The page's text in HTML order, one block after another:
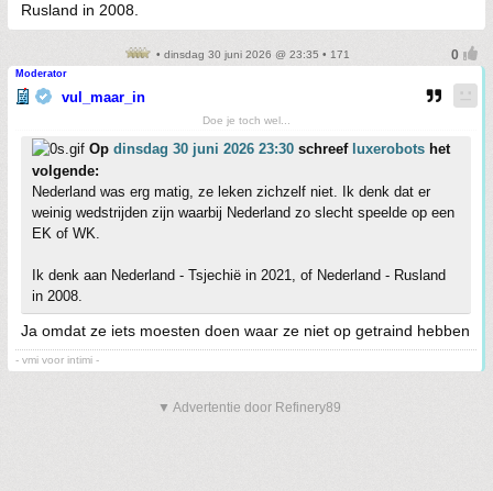
Rusland in 2008.
• dinsdag 30 juni 2026 @ 23:35 • 171
Moderator
vul_maar_in
Doe je toch wel...
Op dinsdag 30 juni 2026 23:30 schreef luxerobots het
volgende:
Nederland was erg matig, ze leken zichzelf niet. Ik denk dat er
weinig wedstrijden zijn waarbij Nederland zo slecht speelde op een
EK of WK.
Ik denk aan Nederland - Tsjechië in 2021, of Nederland - Rusland
in 2008.
Ja omdat ze iets moesten doen waar ze niet op getraind hebben
- vmi voor intimi -
▼ Advertentie door Refinery89